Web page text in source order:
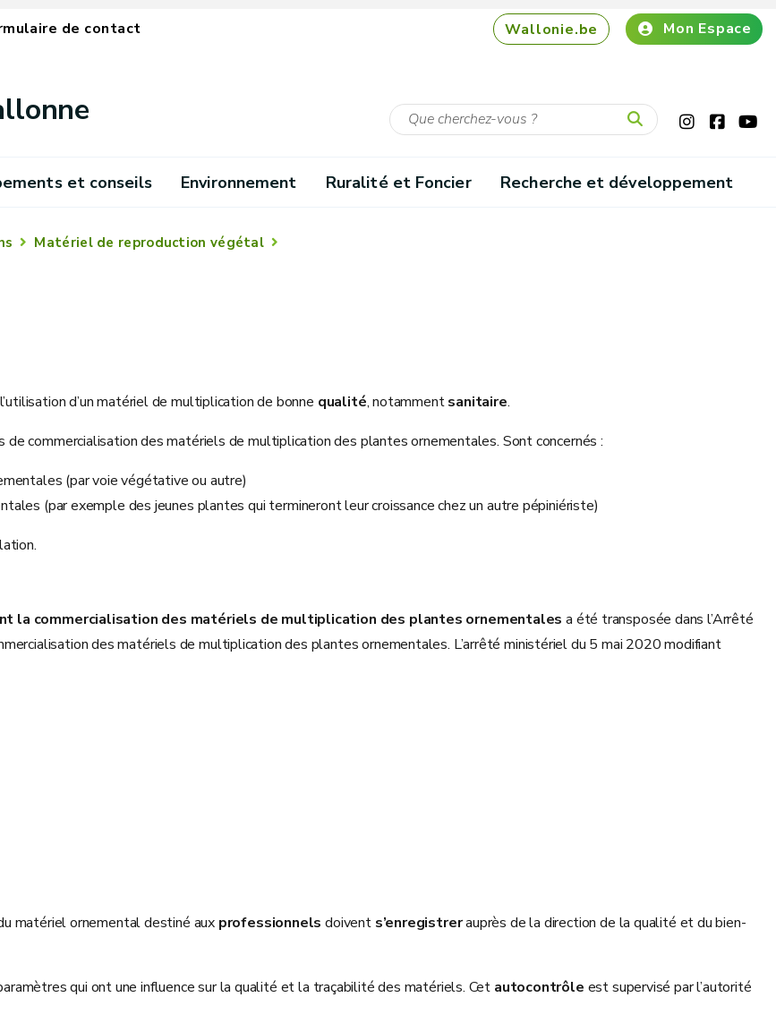
de contact Wallonie.be Mon Espace
et conseils Environnement Ruralité et Foncier Recherche et développement
Matériel de reproduction végétal
d’un matériel de multiplication de bonne qualité, notammentsanitaire.
commercialisation des matériels de multiplication des plantes ornementales. Sont concernés :
(par voie végétative ou autre)
(par exemple des jeunes plantes qui termineront leur croissance chez un autre pépiniériste)
la commercialisation des matériels de multiplication des plantes ornementalesa été transposée dans l’Arrêté
des matériels de multiplication des plantes ornementales. L’arrêté ministériel du 5 mai 2020 modifiant
matériel ornemental destiné aux professionnelsdoivent s’enregistrerauprès de la direction de la qualité et du bien-
qui ont une influence sur la qualité et la traçabilité des matériels. Cet autocontrôle est supervisé par l’autorité